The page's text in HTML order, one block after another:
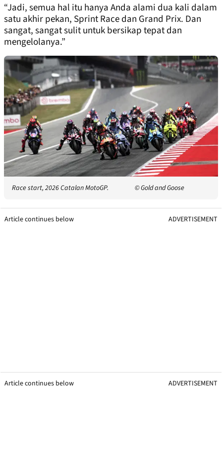
“Jadi, semua hal itu hanya Anda alami dua kali dalam
satu akhir pekan, Sprint Race dan Grand Prix. Dan
sangat, sangat sulit untuk bersikap tepat dan
mengelolanya.”
Race start, 2026 Catalan MotoGP. © Gold and Goose
Article continues below ADVERTISEMENT
Article continues below ADVERTISEMENT